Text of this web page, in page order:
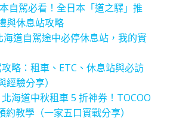
自駕必看！全日本「道之驛」推
與休息站攻略
海道自駕途中必停休息站，我的實
略：租車、ETC、休息站與必訪
驗分享）
海道中秋租車 5 折神券！TOCOO
教學（一家五口實戰分享）